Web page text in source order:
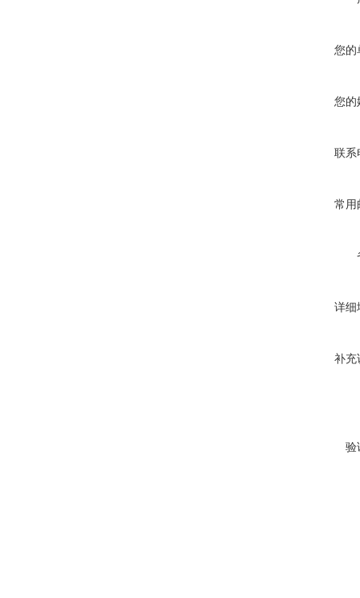
您的
您的
联系
常用
详细
补充
验